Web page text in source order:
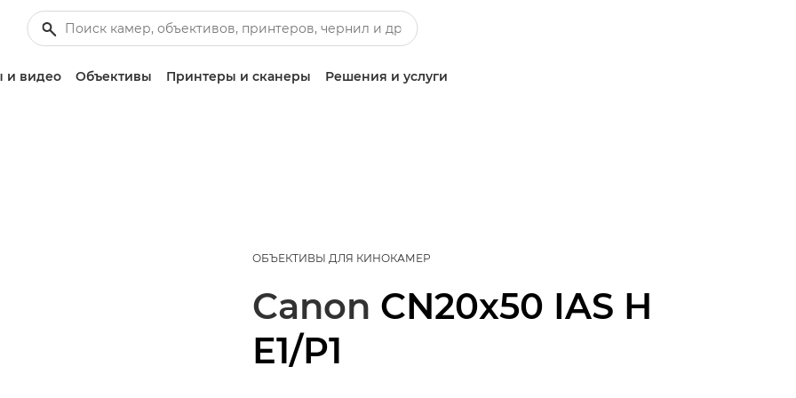
и видео Объективы Принтеры и сканеры Решения и услуги
ОБЪЕКТИВЫ ДЛЯ КИНОКАМЕР
Canon CN20x50 IAS H
E1/P1